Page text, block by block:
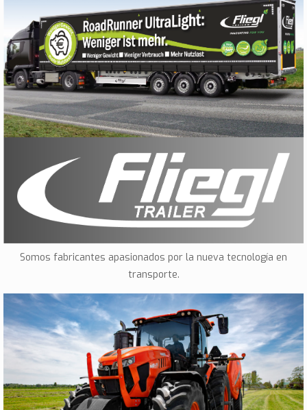
Trailer
Somos fabricantes apasionados por la nueva tecnología en
transporte.